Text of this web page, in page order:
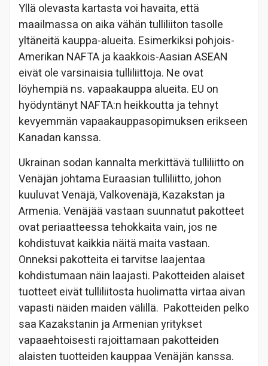
Yllä olevasta kartasta voi havaita, että
maailmassa on aika vähän tulliliiton tasolle
yltäneitä kauppa-alueita. Esimerkiksi pohjois-
Amerikan NAFTA ja kaakkois-Aasian ASEAN
eivät ole varsinaisia tulliliittoja. Ne ovat
löyhempiä ns. vapaakauppa alueita. EU on
hyödyntänyt NAFTA:n heikkoutta ja tehnyt
kevyemmän vapaakauppasopimuksen erikseen
Kanadan kanssa.
Ukrainan sodan kannalta merkittävä tulliliitto on
Venäjän johtama Euraasian tulliliitto, johon
kuuluvat Venäjä, Valkovenäjä, Kazakstan ja
Armenia. Venäjää vastaan suunnatut pakotteet
ovat periaatteessa tehokkaita vain, jos ne
kohdistuvat kaikkia näitä maita vastaan.
Onneksi pakotteita ei tarvitse laajentaa
kohdistumaan näin laajasti. Pakotteiden alaiset
tuotteet eivät tulliliitosta huolimatta virtaa aivan
vapasti näiden maiden välillä. Pakotteiden pelko
saa Kazakstanin ja Armenian yritykset
vapaaehtoisesti rajoittamaan pakotteiden
alaisten tuotteiden kauppaa Venäjän kanssa.